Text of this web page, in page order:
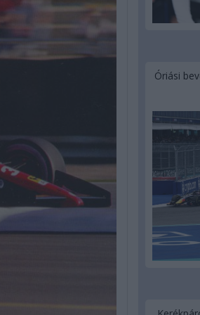
Óriási